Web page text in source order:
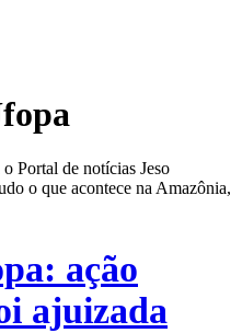
Portal de notícias Jeso
o que acontece na Amazônia,
ação
ajuizada